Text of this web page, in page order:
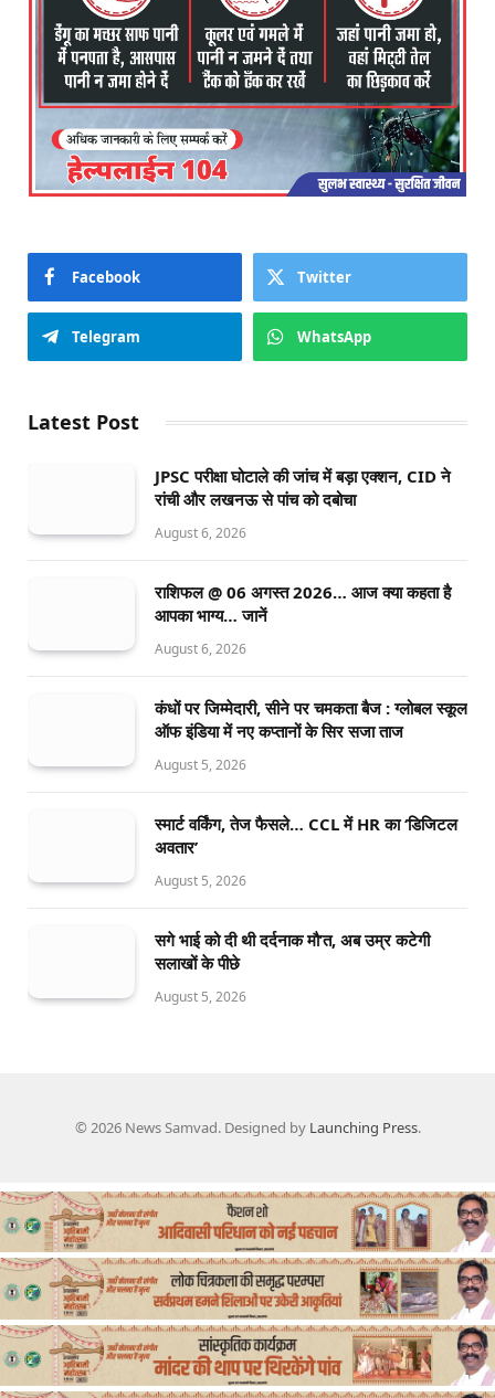
Facebook Twitter
Telegram WhatsApp
Latest Post
JPSC परीक्षा घोटाले की जांच में बड़ा एक्शन, CID ने
रांची और लखनऊ से पांच को दबोचा
August 6, 2026
राशिफल @ 06 अगस्त 2026… आज क्या कहता है
आपका भाग्य… जानें
August 6, 2026
कंधों पर जिम्मेदारी, सीने पर चमकता बैज : ग्लोबल स्कूल
ऑफ इंडिया में नए कप्तानों के सिर सजा ताज
August 5, 2026
स्मार्ट वर्किंग, तेज फैसले… CCL में HR का ‘डिजिटल
अवतार’
August 5, 2026
सगे भाई को दी थी दर्दनाक मौ’त, अब उम्र कटेगी
सलाखों के पीछे
August 5, 2026
© 2026 News Samvad. Designed by Launching Press.